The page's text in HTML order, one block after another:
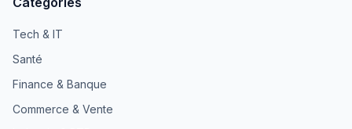
Tech & IT
Santé
Finance & Banque
Commerce & Vente